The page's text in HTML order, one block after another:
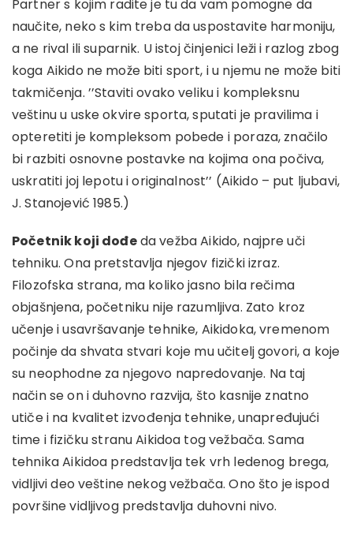
Partner s kojim radite je tu da vam pomogne da
naučite, neko s kim treba da uspostavite harmoniju,
a ne rival ili suparnik. U istoj činjenici leži i razlog zbog
koga Aikido ne može biti sport, i u njemu ne može biti
takmičenja. ’’Staviti ovako veliku i kompleksnu
veštinu u uske okvire sporta, sputati je pravilima i
opteretiti je kompleksom pobede i poraza, značilo
bi razbiti osnovne postavke na kojima ona počiva,
uskratiti joj lepotu i originalnost’’ (Aikido – put ljubavi,
J. Stanojević 1985.)
Početnik koji dođeda vežba Aikido, najpre uči
tehniku. Ona pretstavlja njegov fizički izraz.
Filozofska strana, ma koliko jasno bila rečima
objašnjena, početniku nije razumljiva. Zato kroz
učenje i usavršavanje tehnike, Aikidoka, vremenom
počinje da shvata stvari koje mu učitelj govori, a koje
su neophodne za njegovo napredovanje. Na taj
način se on i duhovno razvija, što kasnije znatno
utiče i na kvalitet izvođenja tehnike, unapređujući
time i fizičku stranu Aikidoa tog vežbača. Sama
tehnika Aikidoa predstavlja tek vrh ledenog brega,
vidljivi deo veštine nekog vežbača. Ono što je ispod
površine vidljivog predstavlja duhovni nivo.